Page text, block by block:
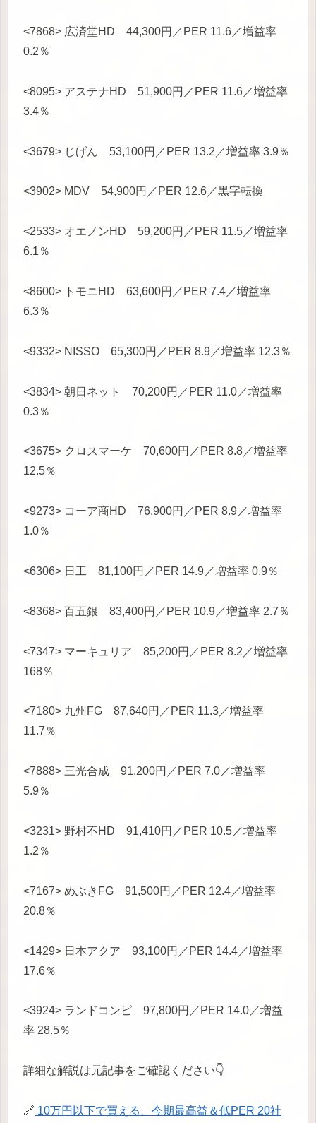
<7868> 広済堂HD 44,300円／PER 11.6／増益率
0.2％
<8095> アステナHD 51,900円／PER 11.6／増益率
3.4％
<3679> じげん 53,100円／PER 13.2／増益率 3.9％
<3902> MDV 54,900円／PER 12.6／黒字転換
<2533> オエノンHD 59,200円／PER 11.5／増益率
6.1％
<8600> トモニHD 63,600円／PER 7.4／増益率
6.3％
<9332> NISSO 65,300円／PER 8.9／増益率 12.3％
<3834> 朝日ネット 70,200円／PER 11.0／増益率
0.3％
<3675> クロスマーケ 70,600円／PER 8.8／増益率
12.5％
<9273> コーア商HD 76,900円／PER 8.9／増益率
1.0％
<6306> 日工 81,100円／PER 14.9／増益率 0.9％
<8368> 百五銀 83,400円／PER 10.9／増益率 2.7％
<7347> マーキュリア 85,200円／PER 8.2／増益率
168％
<7180> 九州FG 87,640円／PER 11.3／増益率
11.7％
<7888> 三光合成 91,200円／PER 7.0／増益率
5.9％
<3231> 野村不HD 91,410円／PER 10.5／増益率
1.2％
<7167> めぶきFG 91,500円／PER 12.4／増益率
20.8％
<1429> 日本アクア 93,100円／PER 14.4／増益率
17.6％
<3924> ランドコンピ 97,800円／PER 14.0／増益
率 28.5％
詳細な解説は元記事をご確認ください👇
🔗 10万円以下で買える、今期最高益＆低PER 20社